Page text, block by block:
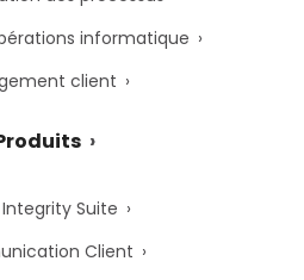
informatique
client
Suite
Client